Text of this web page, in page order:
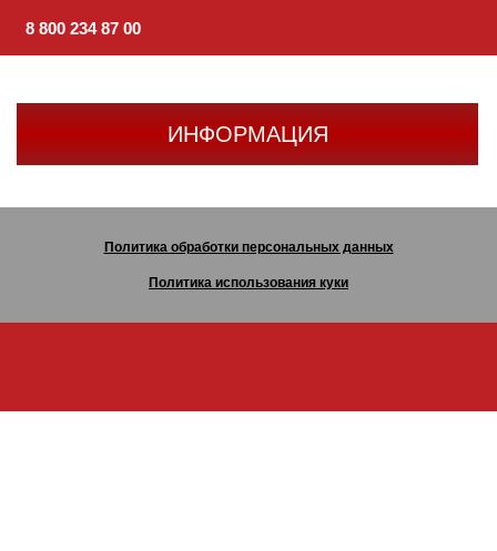
8 800 234 87 00
ИНФОРМАЦИЯ
Политика обработки персональных данных
Политика использования куки